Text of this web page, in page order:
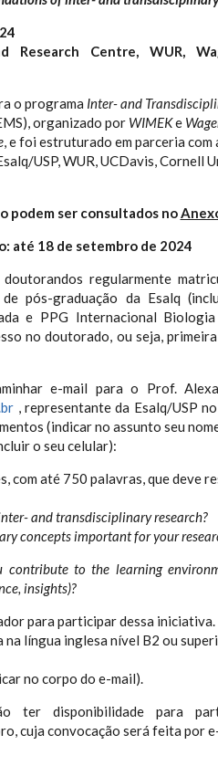
Research Centre, WUR,
o programa Inter- and
organizado por WIMEKe
, e foi estruturado em parceria com
USP, WUR, UCDavis, Cornell
podem ser consultados no
até 18 de setembro de 2024
regularmente
pós-graduação da Esalq
e PPG Internacional
no doutorado, ou seja,
e-mail para o Prof.
, representante da Esalq/USP
(indicar no assunto seu
o seu celular):
com até 750 palavras, que deve
and transdisciplinary research?
concepts important for your
to the learning
insights)?
para participar dessa iniciativa.
língua inglesa nível B2 ou
no corpo do e-mail).
ter disponibilidade para
cuja convocação será feita por